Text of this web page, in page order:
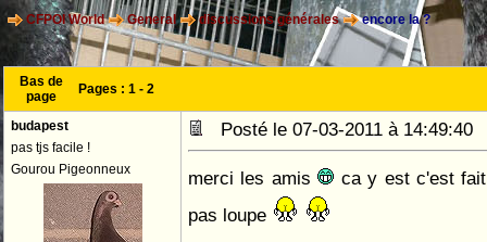
CFPOI World General discussions générales encore la ?
Bas de
page
Pages : 1 - 2
budapest
pas tjs facile !
Gourou Pigeonneux
Posté le 07-03-2011 à
merci les amis
ca y est c'est
pas loupe